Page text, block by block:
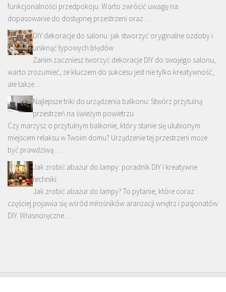
funkcjonalności przedpokoju. Warto zwrócić uwagę na
dopasowanie do dostępnej przestrzeni oraz …
DIY dekoracje do salonu: jak stworzyć oryginalne ozdoby i
uniknąć typowych błędów
Zanim zaczniesz tworzyć dekoracje DIY do swojego salonu,
warto zrozumieć, że kluczem do sukcesu jest nie tylko kreatywność,
ale także …
Najlepsze triki do urządzenia balkonu: Stwórz przytulną
przestrzeń na świeżym powietrzu
Czy marzysz o przytulnym balkonie, który stanie się ulubionym
miejscem relaksu w Twoim domu? Urządzenie tej przestrzeni może
być prawdziwą …
Jak zrobić abażur do lampy: poradnik DIY i kreatywne
techniki
Jak zrobić abażur do lampy? To pytanie, które coraz
częściej pojawia się wśród miłośników aranżacji wnętrz i pasjonatów
DIY. Własnoręczne …